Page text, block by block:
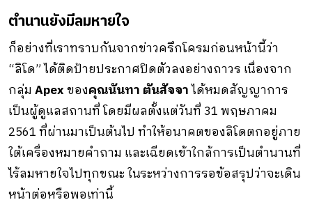
ตำนานยังมีลมหายใจ
ก็อย่างที่เราทราบกันจากข่าวครึกโครมก่อนหน้านี้ว่า
“ลิโด” ได้ติดป้ายประกาศปิดตัวลงอย่างถาวร เนื่องจาก
กลุ่ม Apexของคุณนันทา ตันสัจจาได้หมดสัญญาการ
เป็นผู้ดูแลสถานที่ โดยมีผลตั้งแต่วันที่ 31 พฤษภาคม
2561 ที่ผ่านมาเป็นต้นไป ทำให้อนาคตของลิโดตกอยู่ภาย
ใต้เครื่องหมายคำถาม และเฉียดเข้าใกล้การเป็นตำนานที่
ไร้ลมหายใจไปทุกขณะ ในระหว่างการรอข้อสรุปว่าจะเดิน
หน้าต่อหรือพอเท่านี้